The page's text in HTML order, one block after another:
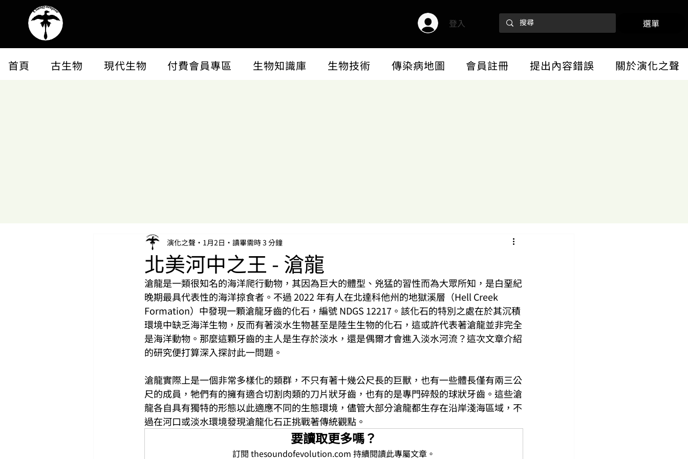
登入 選單
首頁 古生物 現代生物 付費會員專區 生物知識庫 生物技術 傳染病地圖 會員註冊 提出內容錯誤 關於演化之聲
北美河中之王 - 滄龍
演化之聲 1月2日 讀畢需時 3 分鐘
滄龍是一類很知名的海洋爬行動物，其因為巨大的體型、兇猛的習性而為大眾所知，是白堊紀
晚期最具代表性的海洋掠食者。不過 2022 年有人在北達科他州的地獄溪層（Hell Creek
Formation）中發現一顆滄龍牙齒的化石，編號 NDGS 12217。該化石的特別之處在於其沉積
環境中缺乏海洋生物，反而有著淡水生物甚至是陸生生物的化石，這或許代表著滄龍並非完全
是海洋動物。那麼這顆牙齒的主人是生存於淡水，還是偶爾才會進入淡水河流？這次文章介紹
的研究便打算深入探討此一問題。
滄龍實際上是一個非常多樣化的類群，不只有著十幾公尺長的巨獸，也有一些體長僅有兩三公
尺的成員，牠們有的擁有適合切割肉類的刀片狀牙齒，也有的是專門碎殼的球狀牙齒。這些滄
龍各自具有獨特的形態以此適應不同的生態環境，儘管大部分滄龍都生存在沿岸淺海區域，不
過在河口或淡水環境發現滄龍化石正挑戰著傳統觀點。
要讀取更多嗎？
訂閱 thesoundofevolution.com 持續閱讀此專屬文章。